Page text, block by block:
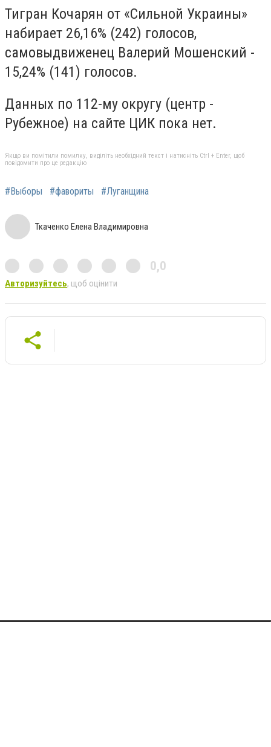
Тигран Кочарян от «Сильной Украины»
набирает 26,16% (242) голосов,
самовыдвиженец Валерий Мошенский -
15,24% (141) голосов.
Данных по 112-му округу (центр -
Рубежное) на сайте ЦИК пока нет.
Якщо ви помітили помилку, виділіть необхідний текст і натисніть Ctrl + Enter, щоб
повідомити про це редакцію
#Выборы #фавориты #Луганщина
Ткаченко Елена Владимировна
0,0
Авторизуйтесь, щоб оцінити